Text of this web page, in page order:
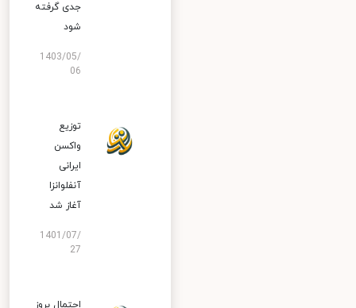
جدی گرفته
شود
1403/05/
06
توزیع
واکسن
ایرانی
آنفلوانزا
آغاز شد
1401/07/
27
احتمال بروز